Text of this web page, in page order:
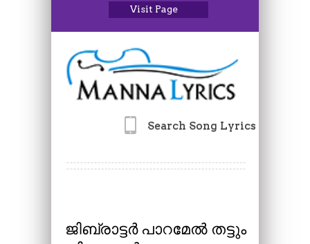
Visit Page
Search Song Lyrics
ജിബ്രാട്ടർ പാറമേൽ തട്ടും